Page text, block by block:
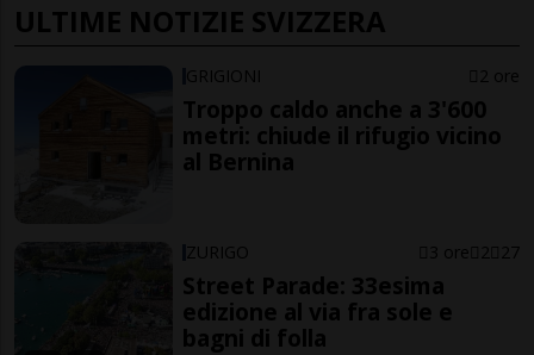
ULTIME NOTIZIE SVIZZERA
GRIGIONI 2 ore
Troppo caldo anche a 3'600
metri: chiude il rifugio vicino
al Bernina
ZURIGO 3 ore 2 27
Street Parade: 33esima
edizione al via fra sole e
bagni di folla